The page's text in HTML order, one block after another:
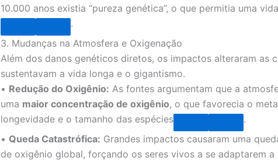
10.000 anos existia “pureza genética”, o que permitia uma
.
3. Mudanças na Atmosfera e Oxigenação
Além dos danos genéticos diretos, os impactos alteraram as
sustentavam a vida longa e o gigantismo.
• Redução do Oxigênio: As fontes argumentam que a
uma maior concentração de oxigênio, o que favorecia o
longevidade e o tamanho das espécies
.
• Queda Catastrófica: Grandes impactos causaram uma
de oxigênio global, forçando os seres vivos a se adaptarem a